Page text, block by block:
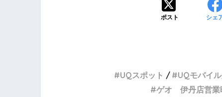
ポスト シェ
UQスポット
UQモバイ
ゲオ 伊丹店営業